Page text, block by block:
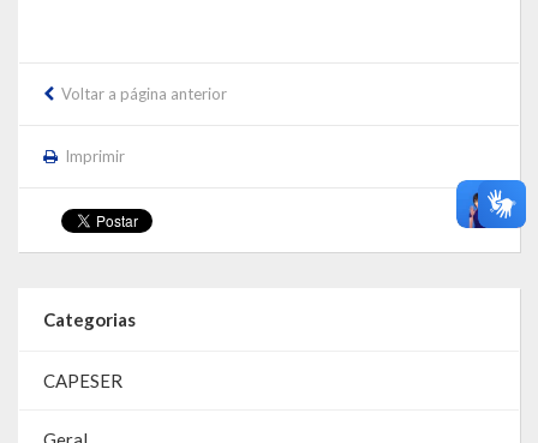
Voltar a página anterior
Imprimir
Categorias
CAPESER